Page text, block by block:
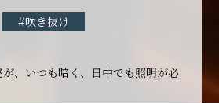
#吹き抜け
、いつも暗く、日中でも照明が必